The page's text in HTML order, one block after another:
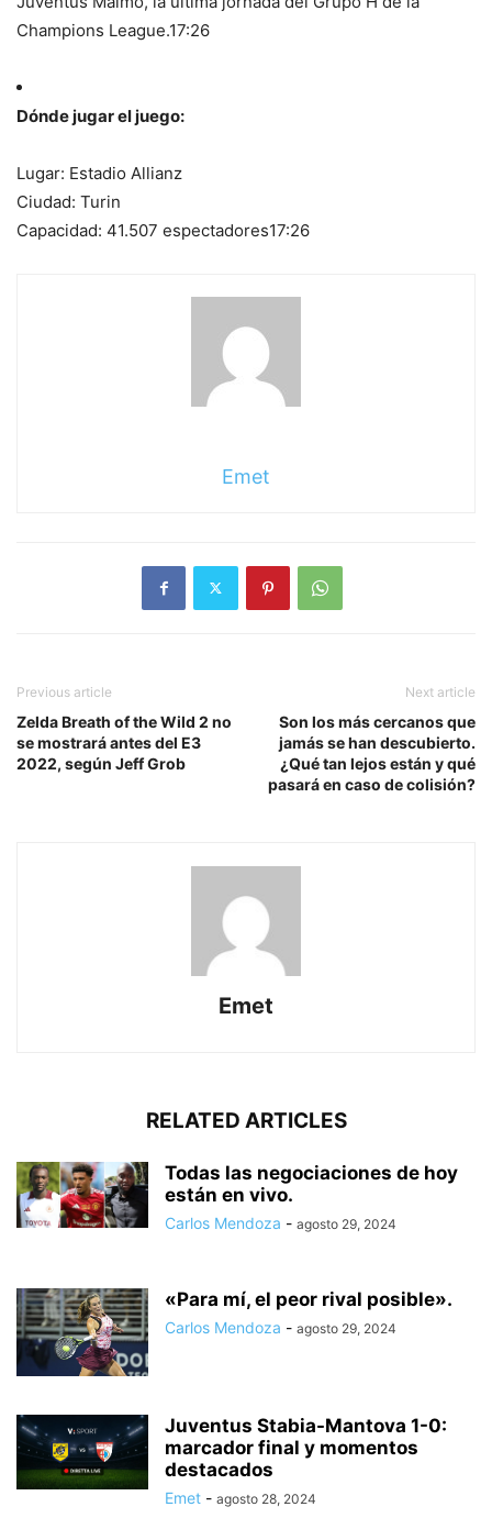
Champions League.17:26
Dónde jugar el juego:
Lugar: Estadio Allianz
Ciudad: Turin
Capacidad: 41.507 espectadores17:26
Emet
Previous article
Zelda Breath of the Wild 2 no
se mostrará antes del E3
2022, según Jeff Grob
Next article
Son los más cercanos que
jamás se han descubierto.
¿Qué tan lejos están y qué
pasará en caso de colisión?
Emet
RELATED ARTICLES
Todas las negociaciones de hoy
están en vivo.
Carlos Mendoza - agosto 29, 2024
«Para mí, el peor rival posible».
Carlos Mendoza - agosto 29, 2024
Juventus Stabia-Mantova 1-0:
marcador final y momentos
destacados
Emet - agosto 28, 2024